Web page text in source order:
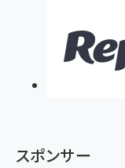
スポンサー